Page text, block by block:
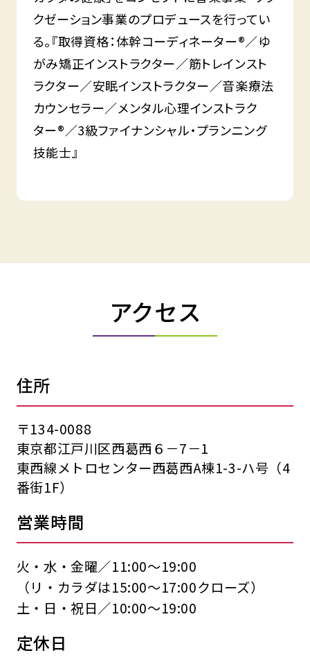
クゼーション事業のプロデュースを行ってい
る。『取得資格：体幹コーディネーター®／ゆ
がみ矯正インストラクター／筋トレインスト
ラクター／安眠インストラクター／音楽療法
カウンセラー／メンタル心理インストラク
ター®／3級ファイナンシャル・プランニング
技能士』
アクセス
住所
〒134-0088
東京都江戸川区西葛西６－7－1
東西線メトロセンター西葛西A棟1-3-ハ号（4
番街1F）
営業時間
火・水・金曜／11:00〜19:00
（リ・カラダは15:00〜17:00クローズ）
土・日・祝日／10:00〜19:00
定休日